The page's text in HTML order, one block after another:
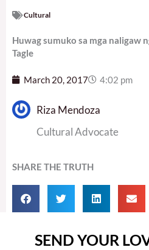
Cultural
Huwag sumuko sa mga naligaw
Tagle
March 20, 2017 4:02 pm
Riza Mendoza
Cultural Advocate
SHARE THE TRUTH
SEND YOUR